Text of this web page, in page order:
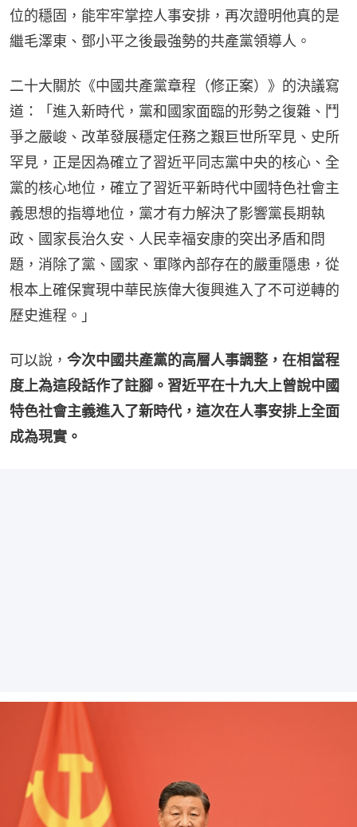
位的穩固，能牢牢掌控人事安排，再次證明他真的是
繼毛澤東、鄧小平之後最強勢的共產黨領導人。
二十大關於《中國共產黨章程（修正案）》的決議寫
道：「進入新時代，黨和國家面臨的形勢之復雜、鬥
爭之嚴峻、改革發展穩定任務之艱巨世所罕見、史所
罕見，正是因為確立了習近平同志黨中央的核心、全
黨的核心地位，確立了習近平新時代中國特色社會主
義思想的指導地位，黨才有力解決了影響黨長期執
政、國家長治久安、人民幸福安康的突出矛盾和問
題，消除了黨、國家、軍隊內部存在的嚴重隱患，從
根本上確保實現中華民族偉大復興進入了不可逆轉的
歷史進程。」
可以說， 今次中國共產黨的高層人事調整，在相當程
度上為這段話作了註腳。習近平在十九大上曾說中國
特色社會主義進入了新時代，這次在人事安排上全面
成為現實。